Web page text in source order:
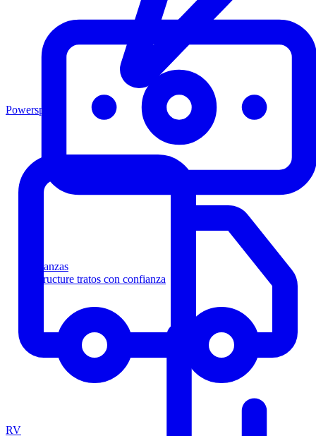
Finanzas
Estructure tratos con confianza
Powersports
RV